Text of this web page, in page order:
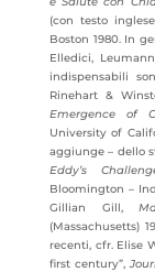
(con testo
Boston 1980. In
Elledici,
indispensabili
Rinehart &
Emergence of
University of
aggiunge – dello
Eddy’s
Bloomington –
Gillian Gill,
(Massachusetts)
recenti, cfr. Elise
first century”,